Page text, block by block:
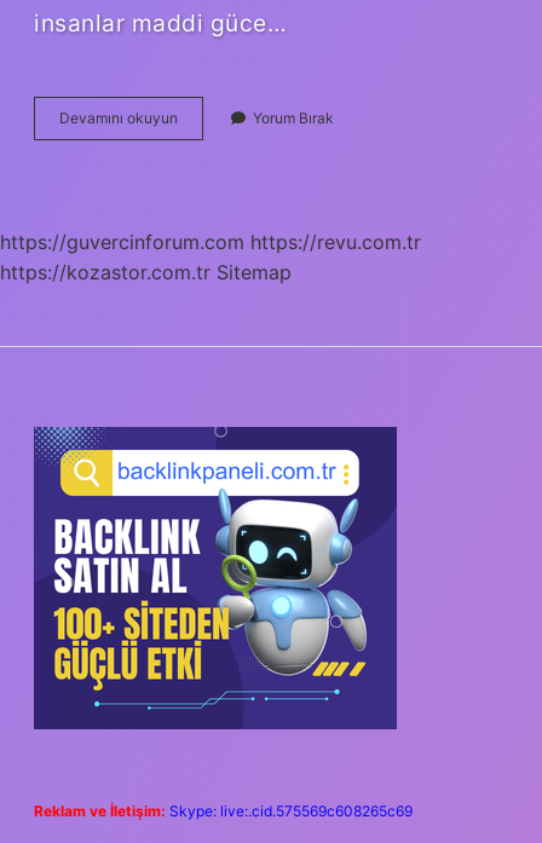
insanlar maddi güce…
Devamını okuyun
Cimrilik
Yorum Bırak
https://guvercinforum.com https://revu.com.tr
https://kozastor.com.tr Sitemap
SIDEBAR
Reklam ve İletişim: Skype: live:.cid.575569c608265c69